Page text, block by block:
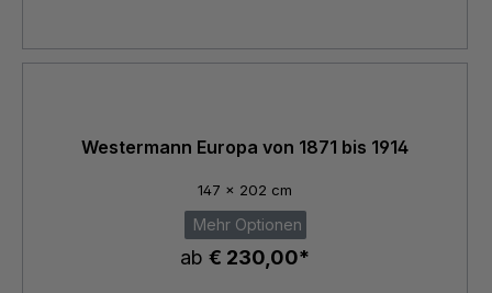
Westermann Europa von 1871 bis 1914
147 x 202 cm
Mehr Optionen
ab € 230,00*